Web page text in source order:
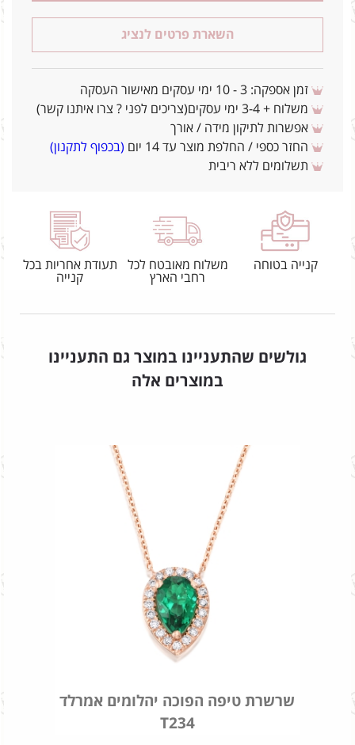
השארת פרטים לנציג
זמן אספקה: 3 - 10 ימי עסקים מאישור העסקה
משלוח + 3-4 ימי עסקים(צריכים לפני ? צרו איתנו קשר)
אפשרות לתיקון מידה / אורך
החזר כספי / החלפת מוצר עד 14 יום
(בכפוף לתקנון)
תשלומים ללא ריבית
קנייה בטוחה
משלוח מאובטח לכל
רחבי הארץ
תעודת אחריות בכל
קנייה
גולשים שהתעניינו במוצר גם התעניינו
במוצרים אלה
שרשרת טיפה הפוכה יהלומים אמרלד
T234